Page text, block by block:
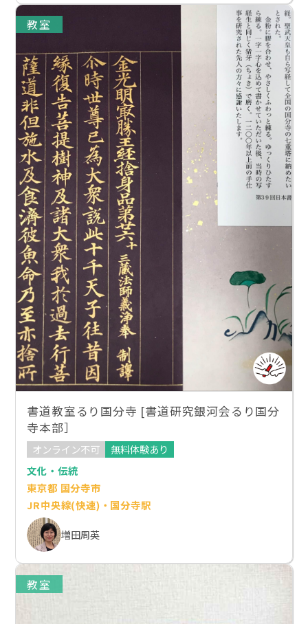
教室
書道教室るり国分寺 [書道研究銀河会るり国分
寺本部］
オンライン不可
無料体験あり
文化・伝統
東京都 国分寺市
JR中央線(快速)・国分寺駅
増田周英
教室